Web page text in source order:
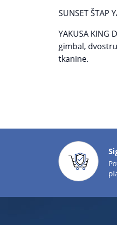
SUNSET
YAKUSA KING
gimbal,
tkanine.